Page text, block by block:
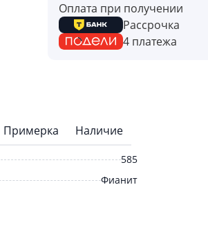
Оплата при получении
Рассрочка
4 платежа
Примерка Наличие
585
Фианит